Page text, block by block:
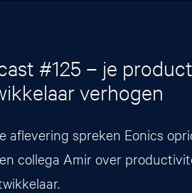
#125 – je
verhogen
aflevering spreken Eonics
collega Amir over